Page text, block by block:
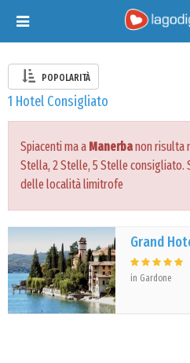
Toggle
navigation
POPOLARITÀ
1 Hotel Consigliato
Spiacenti ma a Manerbanon risulta
Stella, 2 Stelle, 5 Stelle
delle località limitrofe
Grand
in Gardone